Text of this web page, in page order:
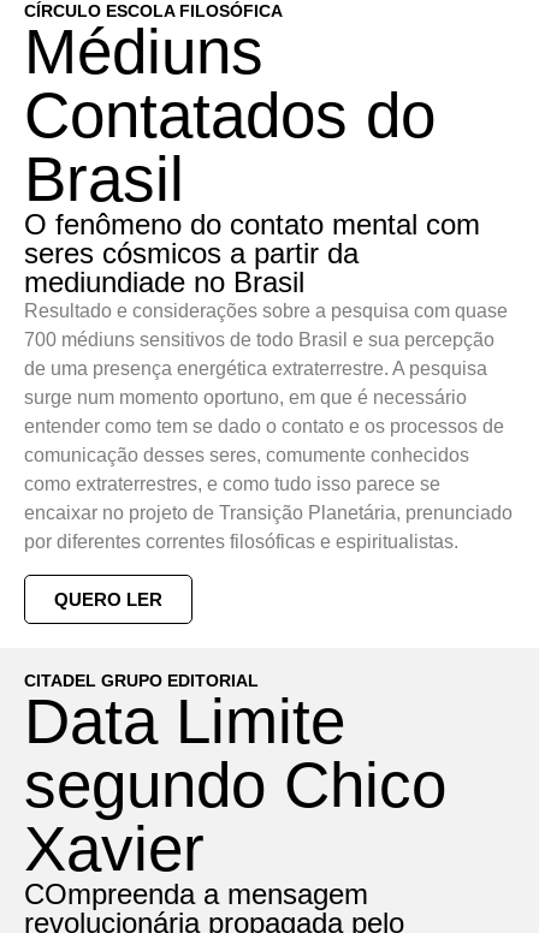
CÍRCULO ESCOLA FILOSÓFICA
Médiuns
Contatados do
Brasil
O fenômeno do contato mental com
seres cósmicos a partir da
mediundiade no Brasil
Resultado e considerações sobre a pesquisa com quase
700 médiuns sensitivos de todo Brasil e sua percepção
de uma presença energética extraterrestre. A pesquisa
surge num momento oportuno, em que é necessário
entender como tem se dado o contato e os processos de
comunicação desses seres, comumente conhecidos
como extraterrestres, e como tudo isso parece se
encaixar no projeto de Transição Planetária, prenunciado
por diferentes correntes filosóficas e espiritualistas.
QUERO LER
CITADEL GRUPO EDITORIAL
Data Limite
segundo Chico
Xavier
COmpreenda a mensagem
revolucionária propagada pelo